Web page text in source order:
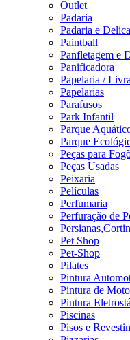
Outlet
Padaria
Padaria e
Paintball
Panfletagem e
Panificadora
Papelaria /
Papelarias
Parafusos
Park Infantil
Parque
Parque
Peças para
Peças Usadas
Peixaria
Películas
Perfumaria
Perfuração de
Pet Shop
Pet-Shop
Pilates
Pintura
Pintura de
Pintura
Piscinas
Pisos e